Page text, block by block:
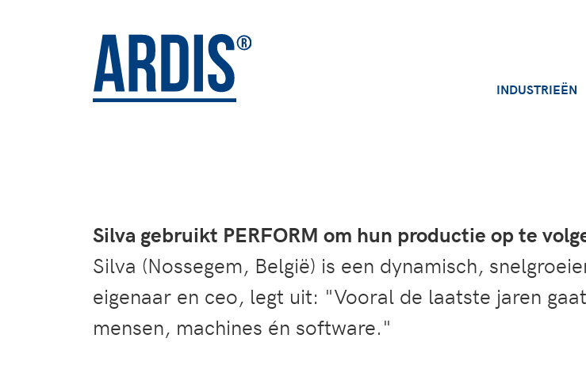
INDUSTRIEËN
Silva gebruikt PERFORM om hun productie op te
Silva (Nossegem, België) is een dynamisch,
eigenaar en ceo, legt uit: "Vooral de laatste jaren
mensen, machines én software."